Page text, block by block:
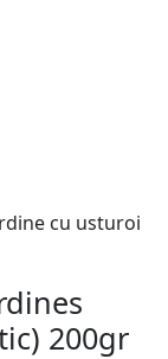
cu usturoi
200gr